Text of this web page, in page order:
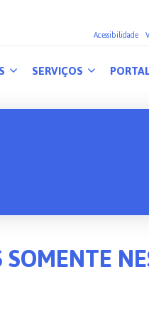
Acessibilidade
SERVIÇOS